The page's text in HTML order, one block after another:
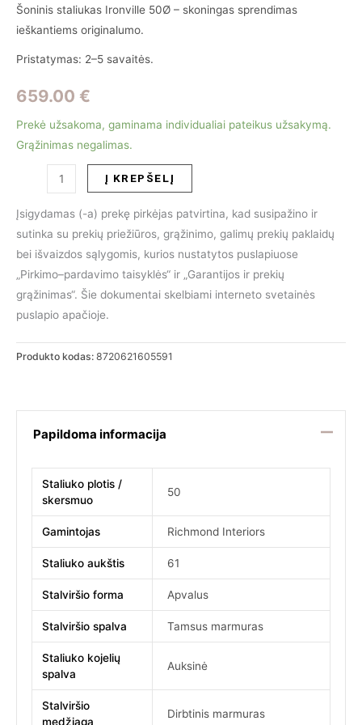
Šoninis staliukas Ironville 50Ø – skoningas sprendimas
ieškantiems originalumo.
Pristatymas: 2–5 savaitės.
659.00 €
Prekė užsakoma, gaminama individualiai pateikus užsakymą.
Grąžinimas negalimas.
produkto
Kavos
staliukas
RICHMOND
-
IRONVILLE
Į KREPŠELĮ
Įsigydamas (-a) prekę pirkėjas patvirtina, kad susipažino ir
sutinka su prekių priežiūros, grąžinimo, galimų prekių paklaidų
bei išvaizdos sąlygomis, kurios nustatytos puslapiuose
„Pirkimo–pardavimo taisyklės“ ir „Garantijos ir prekių
grąžinimas“. Šie dokumentai skelbiami interneto svetainės
puslapio apačioje.
Produkto kodas: 8720621605591
Papildoma informacija
Staliuko plotis /
skersmuo
50
Gamintojas Richmond Interiors
Staliuko aukštis 61
Stalviršio forma Apvalus
Stalviršio spalva Tamsus marmuras
Staliuko kojelių
spalva
Auksinė
Stalviršio
medžiaga
Dirbtinis marmuras